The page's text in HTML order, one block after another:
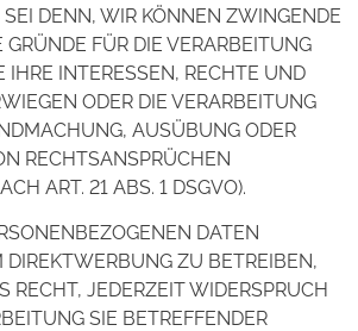
DENN, WIR KÖNNEN ZWINGENDE
FÜR DIE VERARBEITUNG
IHRE INTERESSEN, RECHTE UND
ODER DIE VERARBEITUNG
AUSÜBUNG ODER
RECHTSANSPRÜCHEN
ART. 21 ABS. 1 DSGVO).
DATEN
DIREKTWERBUNG ZU BETREIBEN,
RECHT, JEDERZEIT WIDERSPRUCH
SIE BETREFFENDER